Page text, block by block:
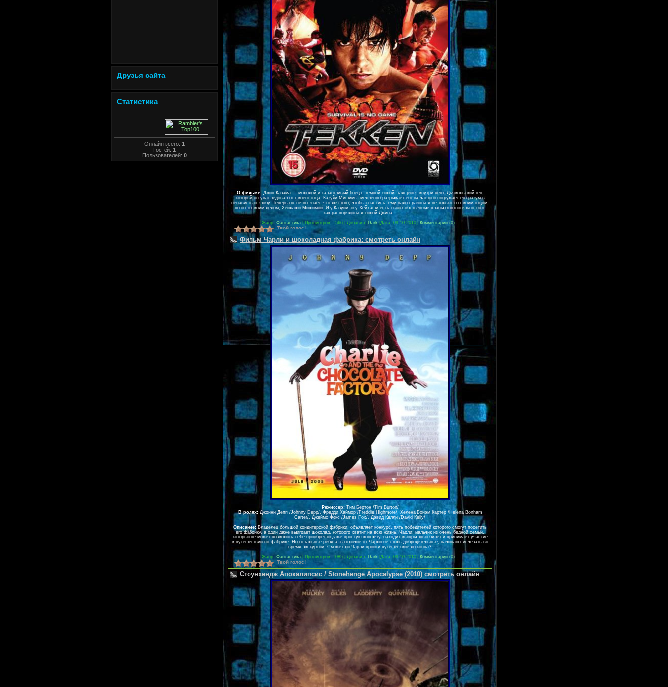
Друзья сайта
Статистика
Онлайн всего: 1
Гостей: 1
Пользователей: 0
О фильме:Джин Казама — молодой и талантливый боец с тёмной силой, таящейся внутри него. Дьявольский ген,
который он унаследовал от своего отца, Казуйи Мишимы, медленно разрывает его на части и погружает его разум в
ненависть и злобу. Теперь он точно знает, что для того, чтобы спастись, ему надо сразиться не только со своим отцом,
но и со своим дедом, Хейхаши Мишимой. И у Казуйи, и у Хейхаши есть свои собственные планы относительно того,
как распорядиться силой Джина...
Жанр: Фантастика | Просмотров: 1566 | Добавил: Dark| Дата:09.10.2010 | Комментарии (0)
Твой голос!
Фильм Чарли и шоколадная фабрика: смотреть онлайн
Режиссер:Тим Бертон /Tim Burton/
В ролях:Джонни Депп /Johnny Depp/, Фредди Хаймор /Freddie Highmore/, Хелена Бонэм Картер /Helena Bonham
Carter/, Джеймс Фокс /James Fox/, Дэвид Келли /David Kelly/
Описание:Владелец большой кондитерской фабрики, объявляет конкурс, пять победителей которого смогут посетить
его фабрику, а один даже выиграет шоколад, которого хватит на всю жизнь! Чарли, мальчик из очень бедной семьи,
который не может позволить себе приобрести даже простую конфету, находит выигрышный билет и принимает участие
в путешествии по фабрике. Но остальные ребята, в отличие от Чарли не столь добродетельные, начинают исчезать во
время экскурсии. Сможет ли Чарли пройти путешествие до конца?
Жанр: Фантастика | Просмотров: 1085 | Добавил: Dark Дата: 09.10.2010 Комментарии (0)
Твой голос!
Стоунхендж Апокалипсис / Stonehenge Apocalypse (2010) смотреть онлайн